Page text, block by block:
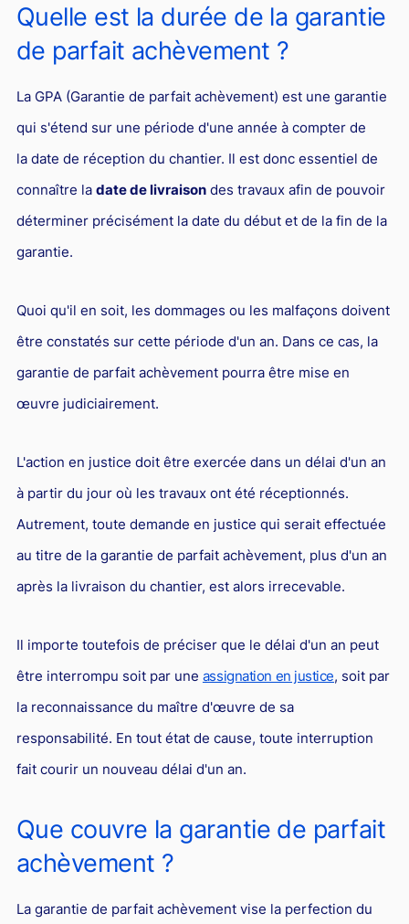
Hôtellerie et restauration
Procédures et tribunaux
Droit de la concurrence
Responsabilité civile
Banque et Assurance
Jurisprudences et actualités
Quelle est la durée de la garantie
de parfait achèvement ?
La GPA (Garantie de parfait achèvement) est une garantie
qui s'étend sur une période d'une année à compter de
la date de réception du chantier. Il est donc essentiel de
connaître la date de livraisondes travaux afin de pouvoir
déterminer précisément la date du début et de la fin de la
garantie.
Quoi qu'il en soit, les dommages ou les malfaçons doivent
être constatés sur cette période d'un an. Dans ce cas, la
garantie de parfait achèvement pourra être mise en
œuvre judiciairement.
L'action en justice doit être exercée dans un délai d'un an
à partir du jour où les travaux ont été réceptionnés.
Autrement, toute demande en justice qui serait effectuée
au titre de la garantie de parfait achèvement, plus d'un an
après la livraison du chantier, est alors irrecevable.
Il importe toutefois de préciser que le délai d'un an peut
être interrompu soit par une assignation en justice, soit par
la reconnaissance du maître d'œuvre de sa
responsabilité. En tout état de cause, toute interruption
fait courir un nouveau délai d'un an.
Que couvre la garantie de parfait
achèvement ?
La garantie de parfait achèvement vise la perfection du